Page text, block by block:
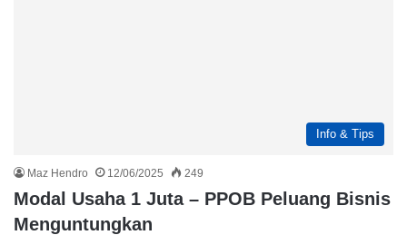
Info & Tips
Maz Hendro 12/06/2025 249
Modal Usaha 1 Juta – PPOB Peluang Bisnis
Menguntungkan